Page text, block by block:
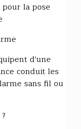
la pose
d'une
conduit les
sans fil ou